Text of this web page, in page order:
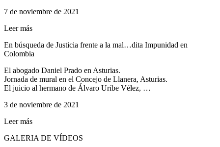
7 de noviembre de 2021
Leer más
En búsqueda de Justicia frente a la mal…dita Impunidad en
Colombia
El abogado Daniel Prado en Asturias.
Jornada de mural en el Concejo de Llanera, Asturias.
El juicio al hermano de Álvaro Uribe Vélez, …
3 de noviembre de 2021
Leer más
GALERIA DE VÍDEOS